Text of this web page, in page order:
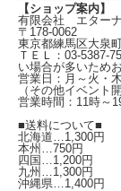
【ショップ案内】
有限会社 エター
〒178-0062
東京都練馬区大泉
ＴＥＬ：03-5387-
い場合が多いため
営業日：月～火・
（その他イベント
営業時間：11時～
■送料について■
北海道…1,300円
本州…750円
四国…1,200円
九州…1,300円
沖縄県…1,400円